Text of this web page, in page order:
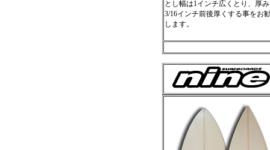
とし幅は1インチ広くとり、厚
3/16インチ前後厚くする事をお
します。